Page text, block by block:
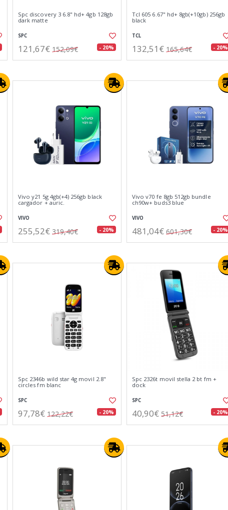
Spc discovery 3 6.8" hd+ 4gb 128gb
dark matte
SPC
121,67€ 152,09€ - 20%
Tcl 605 6.67" hd+ 8gb(+10gb) 256gb
black
TCL
132,51€ 165,64€ - 20%
Vivo y21 5g 4gb(+4) 256gb black
cargador + auric.
VIVO
255,52€ 319,40€ - 20%
Vivo v70 fe 8gb 512gb bundle
ch90w+ buds3 blue
VIVO
481,04€ 601,30€ - 20%
Spc 2346b wild star 4g movil 2.8"
circles fm blanc
SPC
97,78€ 122,22€ - 20%
Spc 2326t movil stella 2 bt fm +
dock
SPC
40,90€ 51,12€ - 20%